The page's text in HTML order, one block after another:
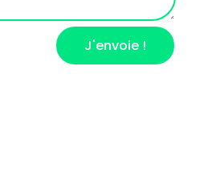
J'envoie !